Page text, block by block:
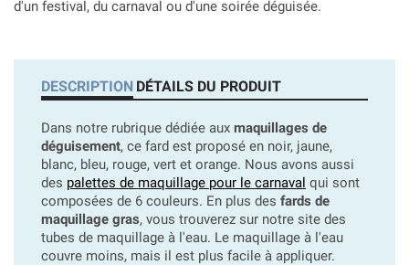
d'un festival, du carnaval ou d'une soirée déguisée.
DESCRIPTION DÉTAILS DU PRODUIT
Dans notre rubrique dédiée aux maquillages de
déguisement, ce fard est proposé en noir, jaune,
blanc, bleu, rouge, vert et orange. Nous avons aussi
des palettes de maquillage pour le carnaval qui sont
composées de 6 couleurs. En plus des fards de
maquillage gras, vous trouverez sur notre site des
tubes de maquillage à l'eau. Le maquillage à l'eau
couvre moins, mais il est plus facile à appliquer.